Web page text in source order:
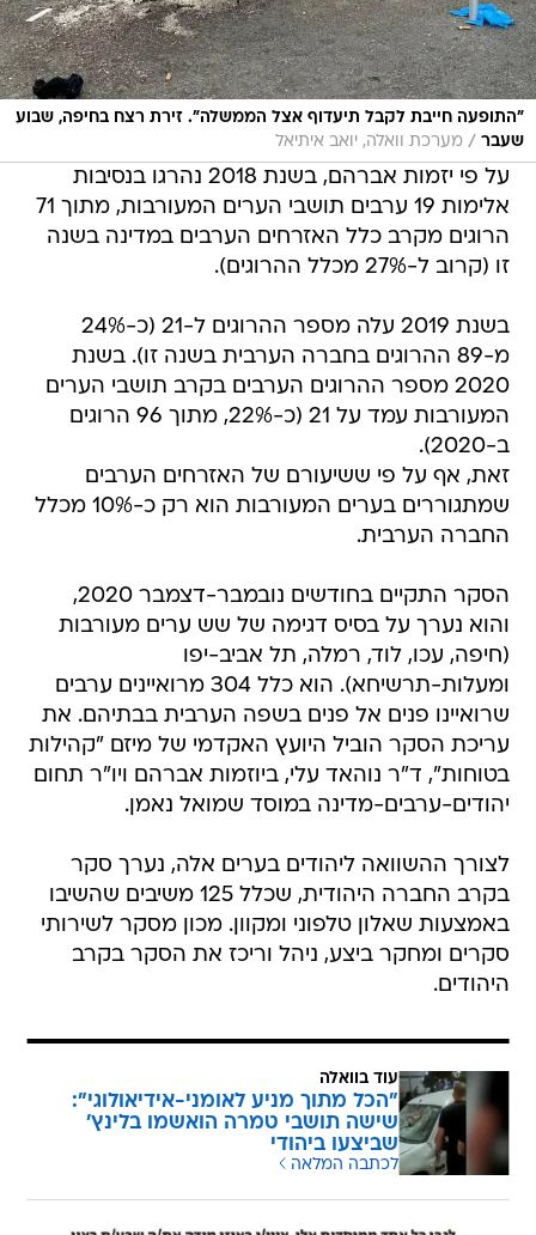
"התופעה חייבת לקבל תיעדוף אצל הממשלה". זירת רצח בחיפה, שבוע
שעבר / מערכת וואלה, יואב איתיאל
על פי יזמות אברהם, בשנת 2018 נהרגו בנסיבות
אלימות 19 ערבים תושבי הערים המעורבות, מתוך 71
הרוגים מקרב כלל האזרחים הערבים במדינה בשנה
זו (קרוב ל-27% מכלל ההרוגים).
בשנת 2019 עלה מספר ההרוגים ל-21 (כ-24%
מ-89 ההרוגים בחברה הערבית בשנה זו). בשנת
2020 מספר ההרוגים הערבים בקרב תושבי הערים
המעורבות עמד על 21 (כ-22%, מתוך 96 הרוגים
ב-2020).
זאת, אף על פי ששיעורם של האזרחים הערבים
שמתגוררים בערים המעורבות הוא רק כ-10% מכלל
החברה הערבית.
הסקר התקיים בחודשים נובמבר-דצמבר 2020,
והוא נערך על בסיס דגימה של שש ערים מעורבות
(חיפה, עכו, לוד, רמלה, תל אביב-יפו
ומעלות-תרשיחא). הוא כלל 304 מרואיינים ערבים
שרואיינו פנים אל פנים בשפה הערבית בבתיהם. את
עריכת הסקר הוביל היועץ האקדמי של מיזם "קהילות
בטוחות", ד"ר נוהאד עלי, ביוזמות אברהם ויו"ר תחום
יהודים-ערבים-מדינה במוסד שמואל נאמן.
לצורך ההשוואה ליהודים בערים אלה, נערך סקר
בקרב החברה היהודית, שכלל 125 משיבים שהשיבו
באמצעות שאלון טלפוני ומקוון. מכון מסקר לשירותי
סקרים ומחקר ביצע, ניהל וריכז את הסקר בקרב
היהודים.
עוד בוואלה
"הכל מתוך מניע לאומני-אידיאולוגי":
שישה תושבי טמרה הואשמו בלינץ'
שביצעו ביהודי
לכתבה המלאה